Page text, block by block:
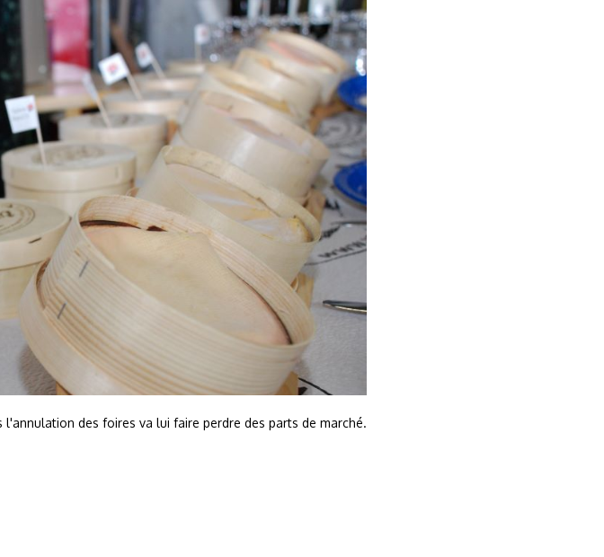
des foires va lui faire perdre des parts de marché.